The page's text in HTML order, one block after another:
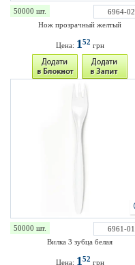
50000 шт.
6964-02
Нож прозрачный желтый
Цена: 152 грн
50000 шт.
6961-01
Вилка 3 зубца белая
Цена: 152 грн